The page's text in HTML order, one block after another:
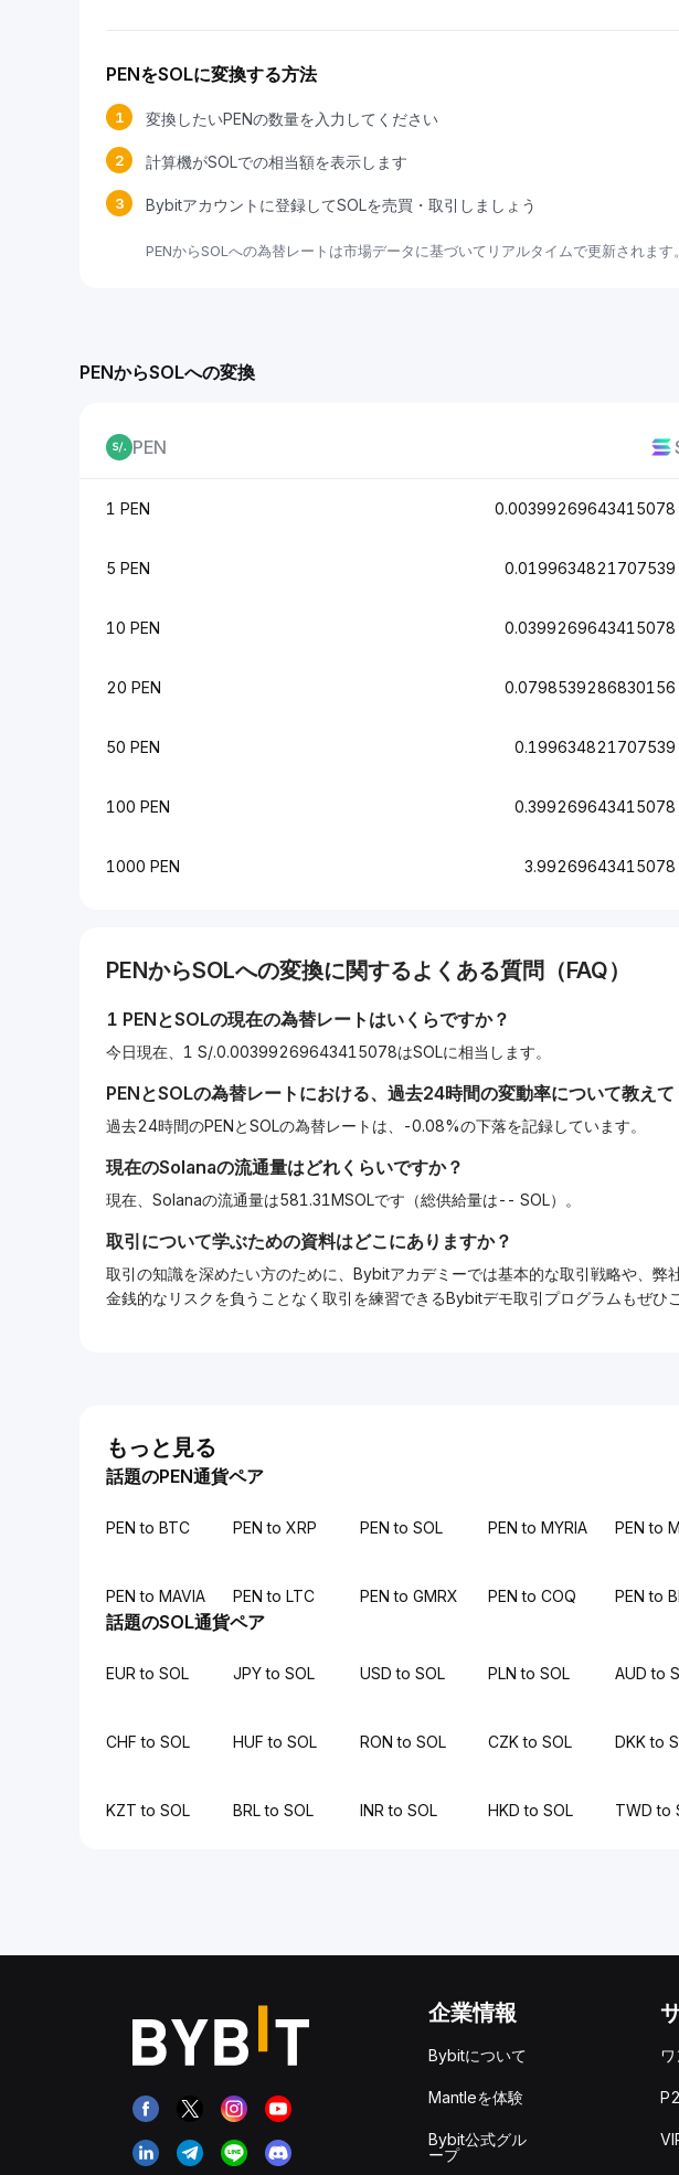
PENをSOLに変換する方法
1 変換したいPENの数量を入力してください
2 計算機がSOLでの相当額を表示します
3 Bybitアカウントに登録してSOLを売買・取引しましょう
PENからSOLへの為替レートは市場データに基づいてリアルタイムで更新されます。
PENからSOLへの変換
PEN
1 PEN 0.00399269643415078
5 PEN 0.0199634821707539
10 PEN 0.0399269643415078
20 PEN 0.0798539286830156
50 PEN 0.199634821707539
100 PEN 0.399269643415078
1000 PEN 3.99269643415078
PENからSOLへの変換に関するよくある質問（FAQ）
1 PENとSOLの現在の為替レートはいくらですか？
今日現在、1 S/.0.00399269643415078はSOLに相当します。
PENとSOLの為替レートにおける、過去24時間の変動率について教えて
過去24時間のPENとSOLの為替レートは、-0.08%の下落を記録しています。
現在のSolanaの流通量はどれくらいですか？
現在、Solanaの流通量は581.31MSOLです（総供給量は-- SOL）。
取引について学ぶための資料はどこにありますか？
取引の知識を深めたい方のために、Bybitアカデミーでは基本的な取引戦略や、
金銭的なリスクを負うことなく取引を練習できるBybitデモ取引プログラムもぜひ
もっと見る
話題のPEN通貨ペア
PEN to BTC PEN to XRP PEN to SOL PEN to MYRIA PEN to
PEN to MAVIA PEN to LTC PEN to GMRX PEN to COQ PEN to
話題のSOL通貨ペア
EUR to SOL JPY to SOL USD to SOL PLN to SOL AUD to
CHF to SOL HUF to SOL RON to SOL CZK to SOL DKK to
KZT to SOL BRL to SOL INR to SOL HKD to SOL TWD to
企業情報
Bybitについて
Mantleを体験
Bybit公式グル
ープ